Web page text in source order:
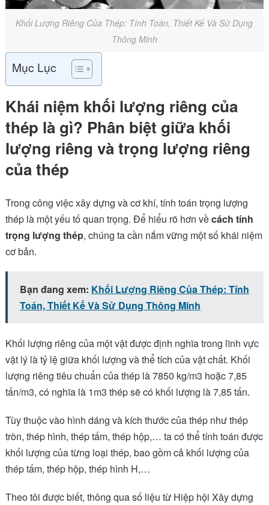
Khối Lượng Riêng Của Thép: Tính Toán, Thiết Kế Và Sử Dụng
Thông Minh
Mục Lục
Khái niệm khối lượng riêng của
thép là gì? Phân biệt giữa khối
lượng riêng và trọng lượng riêng
của thép
Trong công việc xây dựng và cơ khí, tính toán trọng lượng
thép là một yếu tố quan trọng. Để hiểu rõ hơn vềcách tính
trọng lượng thép, chúng ta cần nắm vững một số khái niệm
cơ bản.
Bạn đang xem: Khối Lượng Riêng Của Thép: Tính
Toán, Thiết Kế Và Sử Dụng Thông Minh
Khối lượng riêng của một vật được định nghĩa trong lĩnh vực
vật lý là tỷ lệ giữa khối lượng và thể tích của vật chất. Khối
lượng riêng tiêu chuẩn của thép là 7850 kg/m3 hoặc 7,85
tấn/m3, có nghĩa là 1m3 thép sẽ có khối lượng là 7,85 tấn.
Tùy thuộc vào hình dáng và kích thước của thép như thép
tròn, thép hình, thép tấm, thép hộp,… ta có thể tính toán được
khối lượng của từng loại thép, bao gồm cả khối lượng của
thép tấm, thép hộp, thép hình H,…
Theo tôi được biết, thông qua số liệu từ Hiệp hội Xây dựng